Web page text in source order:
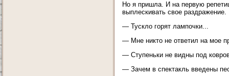
Но я пришла. И на первую
выплескивать свое
— Тускло горят лампочки...
— Мне никто не ответил на мое
— Ступеньки не видны под
— Зачем в спектакль введены